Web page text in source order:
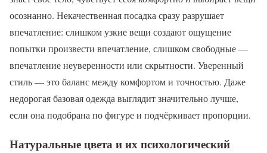
осознанно. Некачественная посадка сразу разрушает
впечатление: слишком узкие вещи создают ощущение
попытки произвести впечатление, слишком свободные —
впечатление неуверенности или скрытности. Уверенный
стиль — это баланс между комфортом и точностью. Даже
недорогая базовая одежда выглядит значительно лучше,
если она подобрана по фигуре и подчёркивает пропорции.
Натуральные цвета и их психологический